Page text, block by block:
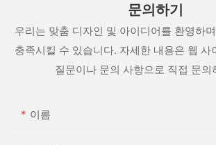
문의하기
우리는 맞춤 디자인 및 아이디어를 환영하
충족시킬 수 있습니다. 자세한 내용은 웹 사
질문이나 문의 사항으로 직접 문의
이름